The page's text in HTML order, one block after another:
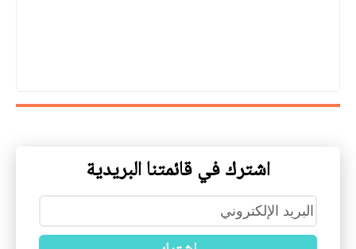
اشترك في قائمتنا البريدية